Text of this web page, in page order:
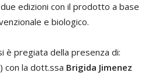
edizioni con il prodotto a base
e biologico.
è pregiata della presenza di:
con la dott.ssa Brigida Jimenez